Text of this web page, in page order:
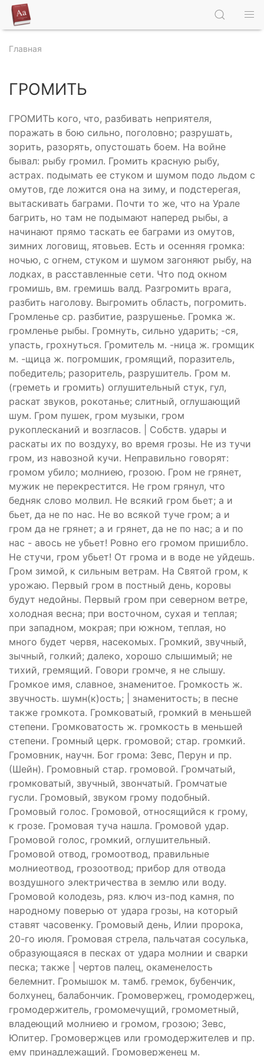
Главная
ГРОМИТЬ
ГРОМИТЬ кого, что, разбивать неприятеля,
поражать в бою сильно, поголовно; разрушать,
зорить, разорять, опустошать боем. На войне
бывал: рыбу громил. Громить красную рыбу,
астрах. подымать ее стуком и шумом подо льдом с
омутов, где ложится она на зиму, и подстерегая,
вытаскивать баграми. Почти то же, что на Урале
багрить, но там не подымают наперед рыбы, а
начинают прямо таскать ее баграми из омутов,
зимних логовищ, ятовьев. Есть и осенняя громка:
ночью, с огнем, стуком и шумом загоняют рыбу, на
лодках, в расставленные сети. Что под окном
громишь, вм. гремишь валд. Разгромить врага,
разбить наголову. Выгромить область, погромить.
Громленье ср. разбитие, разрушенье. Громка ж.
громленье рыбы. Громнуть, сильно ударить; -ся,
упасть, грохнуться. Громитель м. -ница ж. громщик
м. -щица ж. погромшик, громящий, поразитель,
победитель; разоритель, разрушитель. Гром м.
(греметь и громить) оглушительный стук, гул,
раскат звуков, рокотанье; слитный, оглушающий
шум. Гром пушек, гром музыки, гром
рукоплесканий и возгласов. | Собств. удары и
раскаты их по воздуху, во время грозы. Не из тучи
гром, из навозной кучи. Неправильно говорят:
громом убило; молниею, грозою. Гром не грянет,
мужик не перекрестится. Не гром грянул, что
бедняк слово молвил. Не всякий гром бьет; а и
бьет, да не по нас. Не во всякой туче гром; а и
гром да не грянет; а и грянет, да не по нас; а и по
нас - авось не убьет! Ровно его громом пришибло.
Не стучи, гром убьет! От грома и в воде не уйдешь.
Гром зимой, к сильным ветрам. На Святой гром, к
урожаю. Первый гром в постный день, коровы
будут недойны. Первый гром при северном ветре,
холодная весна; при восточном, сухая и теплая;
при западном, мокрая; при южном, теплая, но
много будет червя, насекомых. Громкий, звучный,
зычный, голкий; далеко, хорошо слышимый; не
тихий, гремящий. Говори громче, я не слышу.
Громкое имя, славное, знаменитое. Громкость ж.
звучность. шумн(к)ость; | знаменитость; в песне
также громкота. Громковатый, громкий в меньшей
степени. Громковатость ж. громкость в меньшей
степени. Громный церк. громовой; стар. громкий.
Громовник, научн. Бог грома: Зевс, Перун и пр.
(Шейн). Громовный стар. громовой. Громчатый,
громковатый, звучный, звончатый. Громчатые
гусли. Громовый, звуком грому подобный.
Громовый голос. Громовой, относящийся к грому,
к грозе. Громовая туча нашла. Громовой удар.
Громовой голос, громкий, оглушительный.
Громовой отвод, громоотвод, правильные
молниеотвод, грозоотвод; прибор для отвода
воздушного электричества в землю или воду.
Громовой колодезь, ряз. ключ из-под камня, по
народному поверью от удара грозы, на который
ставят часовенку. Громовый день, Илии пророка,
20-го июля. Громовая стрела, пальчатая сосулька,
образующаяся в песках от удара молнии и сварки
песка; также | чертов палец, окаменелость
белемнит. Громышок м. тамб. гремок, бубенчик,
болхунец, балабончик. Громовержец, громодержец,
громодержитель, громомечущий, громометный,
владеющий молниею и громом, грозою; Зевс,
Юпитер. Громовержцев или громодержителев и пр.
ему принадлежащий. Громоверженец м.